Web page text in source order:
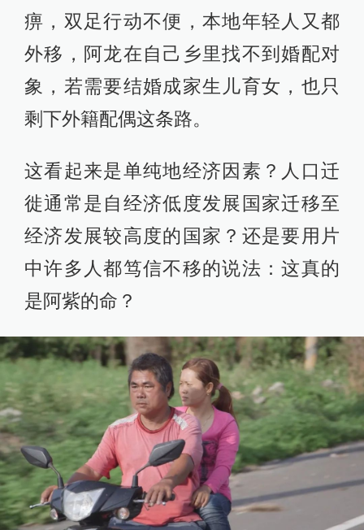
痹，双足行动不便，本地年轻人又都
外移，阿龙在自己乡里找不到婚配对
象，若需要结婚成家生儿育女，也只
剩下外籍配偶这条路。
这看起来是单纯地经济因素？人口迁
徙通常是自经济低度发展国家迁移至
经济发展较高度的国家？还是要用片
中许多人都笃信不移的说法：这真的
是阿紫的命？